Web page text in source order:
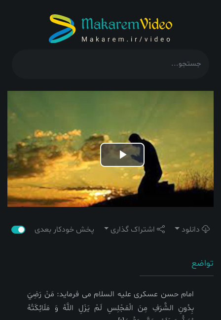
Play
Video
دانلود اشتراک گذاری پخش خودکار بعدی
تواضع
امام حسن عسکری علیه السلام می فرماید: مَنْ رَضِيَ
بِدُونِ الشَّرَفِ مِنَ الْمَجْلِسِ لَمْ يَزَلِ اللَّهُ وَ مَلَائِكَتُهُ